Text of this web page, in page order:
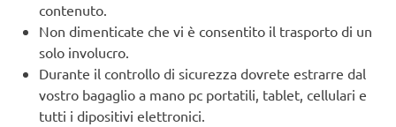
contenuto.
Non dimenticate che vi è consentito il trasporto di un
solo involucro.
Durante il controllo di sicurezza dovrete estrarre dal
vostro bagaglio a mano pc portatili, tablet, cellulari e
tutti i dipositivi elettronici.